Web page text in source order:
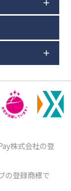
株式会社の登
の登録商標で